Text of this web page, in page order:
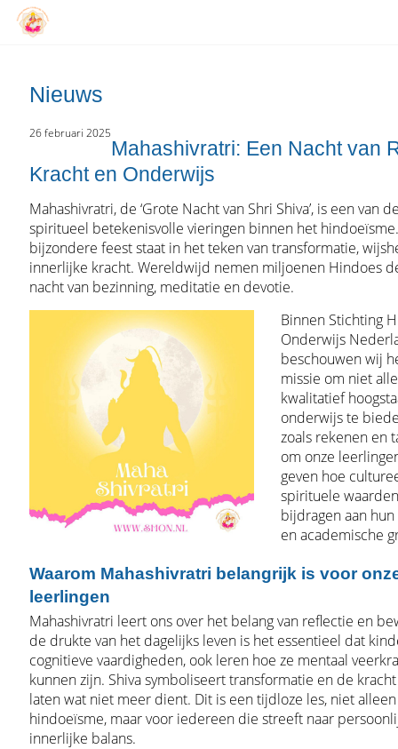
Nieuws
26 februari 2025
Mahashivratri: Een Nacht van
Kracht en Onderwijs
Mahashivratri, de ‘Grote Nacht van Shri Shiva’, is een van
spiritueel betekenisvolle vieringen binnen het
bijzondere feest staat in het teken van transformatie,
innerlijke kracht. Wereldwijd nemen miljoenen Hindoes
nacht van bezinning, meditatie en devotie.
Binnen Stichting
Onderwijs
beschouwen wij
missie om niet
kwalitatief
onderwijs te
zoals rekenen en
om onze
geven hoe
spirituele
bijdragen aan
en academische
Waarom Mahashivratri belangrijk is voor
leerlingen
Mahashivratri leert ons over het belang van reflectie en
de drukte van het dagelijks leven is het essentieel dat
cognitieve vaardigheden, ook leren hoe ze mentaal
kunnen zijn. Shiva symboliseert transformatie en de
laten wat niet meer dient. Dit is een tijdloze les, niet
hindoeïsme, maar voor iedereen die streeft naar
innerlijke balans.